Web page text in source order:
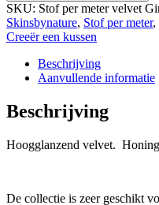
SKU: Stof per meter velvet
Skinsbynature, Stof per meter,
Creeër een kussen
Beschrijving
Aanvullende informatie
Beschrijving
Hoogglanzend velvet.
De collectie is zeer geschikt